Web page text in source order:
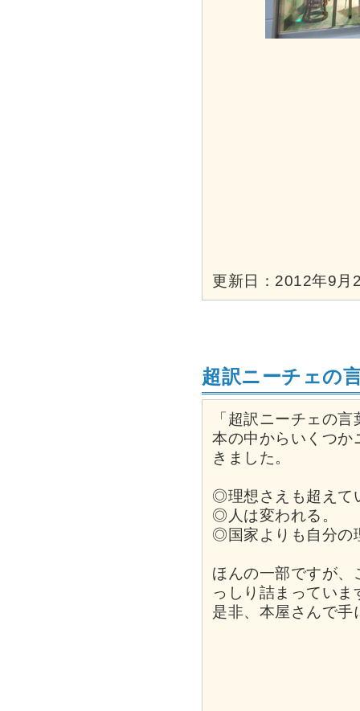
更新日：2012年9月
超訳ニーチェの
「超訳ニーチェの
本の中からいくつか
きました。
◎理想さえも超えて
◎人は変われる。
◎国家よりも自分の
ほんの一部ですが、
っしり詰まっていま
是非、本屋さんで手